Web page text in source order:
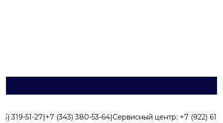
319-51-27|+7 (343) 380-53-64|Сервисный центр: +7 (922)